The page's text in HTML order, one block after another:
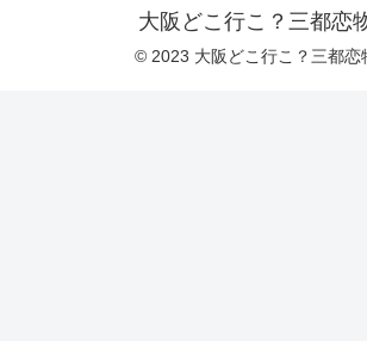
大阪どこ行こ？三都恋
© 2023 大阪どこ行こ？三都恋